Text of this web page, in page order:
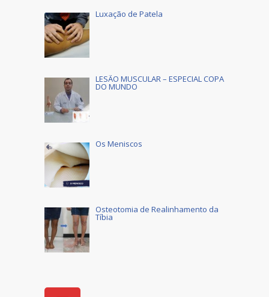
Luxação de Patela
LESÃO MUSCULAR – ESPECIAL COPA
DO MUNDO
Os Meniscos
Osteotomia de Realinhamento da
Tíbia